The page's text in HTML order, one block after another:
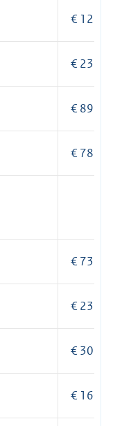
€
€
€
€
€
€
€
€